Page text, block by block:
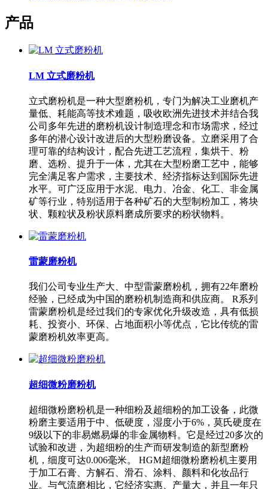
产品
LM 立式磨粉机
立式磨粉机是一种大型磨粉机，专门为解决工业磨机产
量低、耗能高等技术难题，吸收欧洲先进技术并结合我
公司多年先进的磨粉机设计制造理念和市场需求，经过
多年的潜心设计改进后的大型粉磨设备。立磨采用了合
理可靠的结构设计，配合先进工艺流程，集烘干、粉
磨、选粉、提升于一体，尤其在大型粉磨工艺中，能够
完全满足客户需求，主要技术、经济指标达到国际先进
水平。可广泛应用于水泥、电力、冶金、化工、非金属
矿等行业，特别适用于各种矿石的大型制粉加工，将块
状、颗粒状及粉状原料磨成所要求的粉状物料。
雷蒙磨粉机
我们公司专业生产大、中型雷蒙磨粉机，拥有22年磨粉
经验，已经成为中国的磨粉机制造商和供应商。 R系列
雷蒙磨粉机是经过我们的专家优化升级改造，具有低损
耗、投资小、环保、占地面积小等优点，它比传统的雷
蒙磨粉机效率更高。
超细微粉磨粉机
超细微粉磨粉机是一种细粉及超细粉的加工设备，此微
粉磨主要适用于中、低硬度，湿度小于6%，莫氏硬度在
9级以下的非易燃易爆的非金属物料。它是经过20多次的
试验和改进，为超细粉的生产而研发制造的新型磨粉
机，细度可达0.006毫米。 HGM超细微粉磨粉机主要用
于加工石膏、方解石、滑石、涂料、颜料和化妆品行
业。与气流磨相比，它经济实惠、产量大，并且一年只